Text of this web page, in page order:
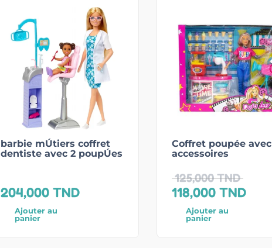
barbie mÚtiers coffret
dentiste avec 2 poupÚes
204,000 TND
Ajouter au
panier
Coffret poupée avec
accessoires
125,000TND
118,000 TND
Ajouter au
panier